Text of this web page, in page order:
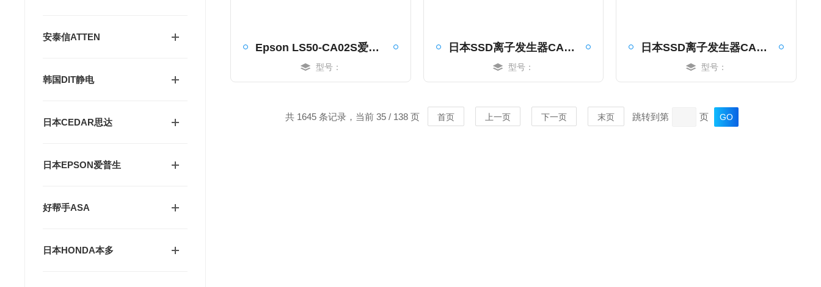
安泰信ATTEN
韩国DIT静电
日本CEDAR思达
日本EPSON爱普生
好帮手ASA
日本HONDA本多
Epson LS50-CA02S爱普生SCARA 机器人
型号：
日本SSD离子发生器CABX1600LW钨或硅胶材质
型号：
日本SSD离子发生器CABX1600LW24V直流低压
型号：
共 1645 条记录，当前 35 / 138 页 首页 上一页 下一页 末页 跳转到第 页